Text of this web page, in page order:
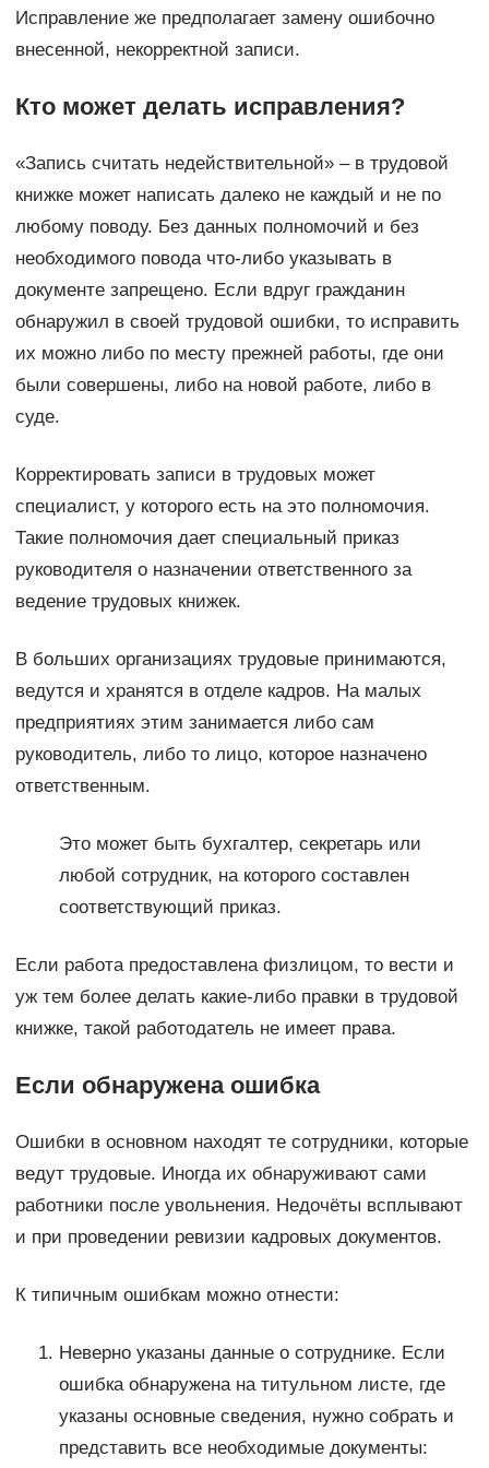
Исправление же предполагает замену ошибочно
внесенной, некорректной записи.
Кто может делать исправления?
«Запись считать недействительной» – в трудовой
книжке может написать далеко не каждый и не по
любому поводу. Без данных полномочий и без
необходимого повода что-либо указывать в
документе запрещено. Если вдруг гражданин
обнаружил в своей трудовой ошибки, то исправить
их можно либо по месту прежней работы, где они
были совершены, либо на новой работе, либо в
суде.
Корректировать записи в трудовых может
специалист, у которого есть на это полномочия.
Такие полномочия дает специальный приказ
руководителя о назначении ответственного за
ведение трудовых книжек.
В больших организациях трудовые принимаются,
ведутся и хранятся в отделе кадров. На малых
предприятиях этим занимается либо сам
руководитель, либо то лицо, которое назначено
ответственным.
Это может быть бухгалтер, секретарь или
любой сотрудник, на которого составлен
соответствующий приказ.
Если работа предоставлена физлицом, то вести и
уж тем более делать какие-либо правки в трудовой
книжке, такой работодатель не имеет права.
Если обнаружена ошибка
Ошибки в основном находят те сотрудники, которые
ведут трудовые. Иногда их обнаруживают сами
работники после увольнения. Недочёты всплывают
и при проведении ревизии кадровых документов.
К типичным ошибкам можно отнести:
Неверно указаны данные о сотруднике. Если
ошибка обнаружена на титульном листе, где
указаны основные сведения, нужно собрать и
представить все необходимые документы: